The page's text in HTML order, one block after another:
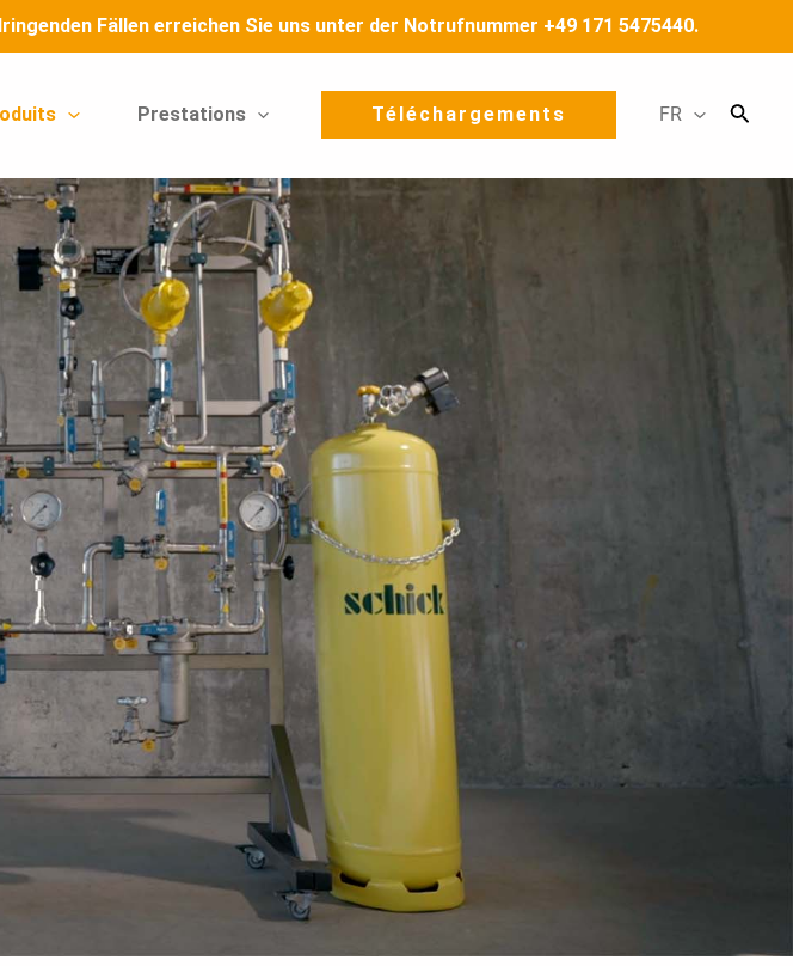
Fällen erreichen Sie uns unter der Notrufnummer +49 171 5475440.
Prestations Téléchargements FR